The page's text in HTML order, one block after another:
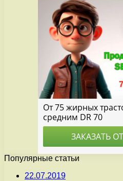
Популярные статьи
22.07.2019